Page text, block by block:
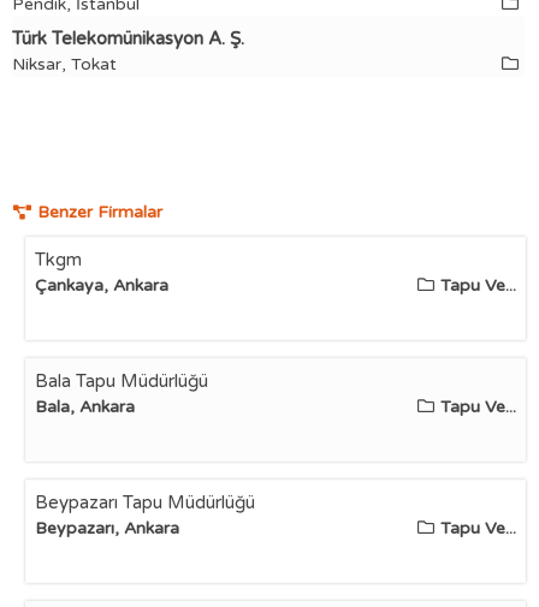
Pendik, İstanbul
Türk Telekomünikasyon A. Ş.
Niksar, Tokat
Benzer Firmalar
Tkgm
Çankaya, Ankara Tapu Ve...
Bala Tapu Müdürlüğü
Bala, Ankara Tapu Ve...
Beypazarı Tapu Müdürlüğü
Beypazarı, Ankara Tapu Ve...